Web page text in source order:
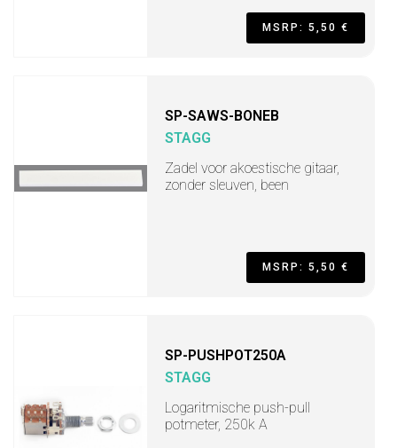
MSRP: 5,50 €
SP-SAWS-BONEB
STAGG
Zadel voor akoestische gitaar,
zonder sleuven, been
MSRP: 5,50 €
SP-PUSHPOT250A
STAGG
Logaritmische push-pull
potmeter, 250k A